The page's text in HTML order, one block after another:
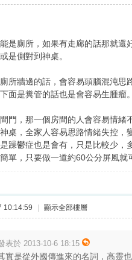
是廁所，如果有走廊的話那就還好
是側對到神桌。
所牆邊的話，會容易頭腦混沌思
面是糞管的話也是會容易生腫瘤。
門，那一個房間的人會容易情緒
桌，全家人容易思路情緒失控，
躁鬱症也是會有，只是比較少，
單，只要做一道約60公分屏風就
10:14:59 顯示全部樓層
表於 2013-10-6 18:15
實是從外國傳進來的名詞，高靈也